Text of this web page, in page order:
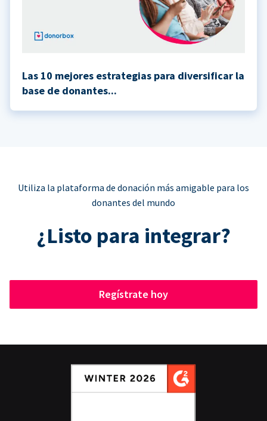
Las 10 mejores estrategias para diversificar la
base de donantes...
Utiliza la plataforma de donación más amigable para los
donantes del mundo
¿Listo para integrar?
Regístrate hoy